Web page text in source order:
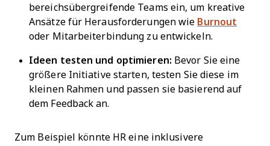
bereichsübergreifende Teams ein, um kreative
Ansätze für Herausforderungen wie Burnout
oder Mitarbeiterbindung zu entwickeln.
Ideen testen und optimieren: Bevor Sie eine
größere Initiative starten, testen Sie diese im
kleinen Rahmen und passen sie basierend auf
dem Feedback an.
Zum Beispiel könnte HR eine inklusivere